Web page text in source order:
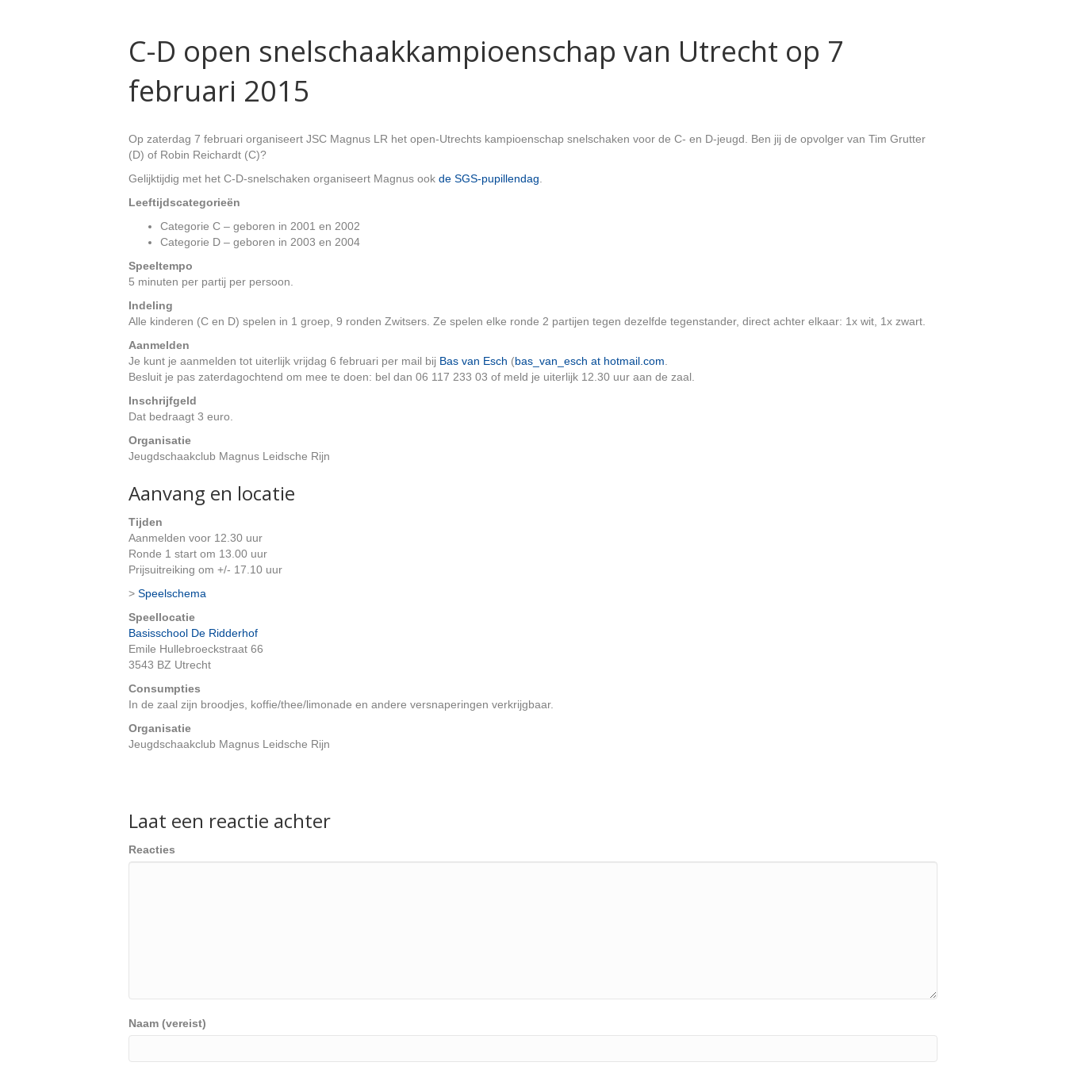
C-D open snelschaakkampioenschap van Utrecht op 7
februari 2015
Op zaterdag 7 februari organiseert JSC Magnus LR het open-Utrechts kampioenschap snelschaken voor de C- en D-jeugd. Ben jij de opvolger van Tim Grutter
(D) of Robin Reichardt (C)?
Gelijktijdig met het C-D-snelschaken organiseert Magnus ook de SGS-pupillendag
Leeftijdscategorieën
Categorie C – geboren in 2001 en 2002
Categorie D – geboren in 2003 en 2004
Speeltempo
5 minuten per partij per persoon.
Indeling
Alle kinderen (C en D) spelen in 1 groep, 9 ronden Zwitsers. Ze spelen elke ronde 2 partijen tegen dezelfde tegenstander, direct achter elkaar: 1x wit, 1x zwart.
Aanmelden
Je kunt je aanmelden tot uiterlijk vrijdag 6 februari per mail bij Bas van Esch (bas_van_esch at hotmail.com
Besluit je pas zaterdagochtend om mee te doen: bel dan 06 117 233 03 of meld je uiterlijk 12.30 uur aan de zaal.
Inschrijfgeld
Dat bedraagt 3 euro.
Organisatie
Jeugdschaakclub Magnus Leidsche Rijn
Aanvang en locatie
Tijden
Aanmelden voor 12.30 uur
Ronde 1 start om 13.00 uur
Prijsuitreiking om +/- 17.10 uur
> Speelschema
Speellocatie
Basisschool De Ridderhof
Emile Hullebroeckstraat 66
3543 BZ Utrecht
Consumpties
In de zaal zijn broodjes, koffie/thee/limonade en andere versnaperingen verkrijgbaar.
Organisatie
Jeugdschaakclub Magnus Leidsche Rijn
Laat een reactie achter
Reacties
Naam (vereist)